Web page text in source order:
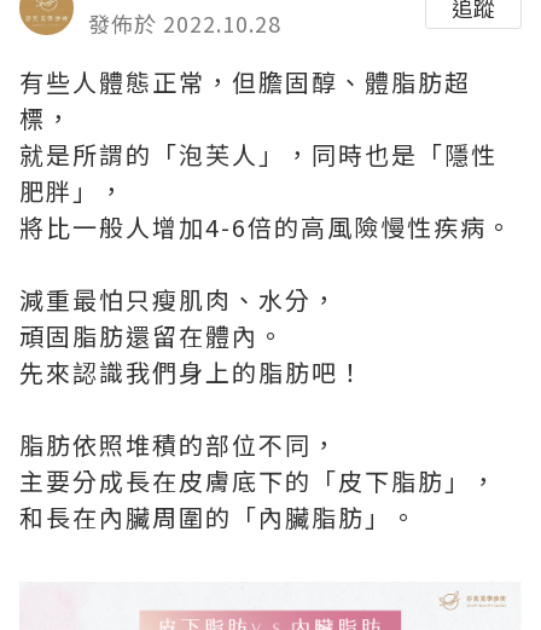
發佈於 2022.10.28
追蹤
有些人體態正常，但膽固醇、體脂肪超
標，
就是所謂的「泡芙人 」，同時也是「隱性
肥胖」，
將比一般人增加4-6倍的高風險慢性疾病。
減重最怕只瘦肌肉、水分，
頑固脂肪還留在體內。
先來認識我們身上的脂肪吧！
脂肪依照堆積的部位不同，
主要分成長在皮膚底下的「皮下脂肪」，
和長在內臟周圍的「內臟脂肪」。